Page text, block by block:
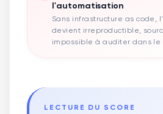
l'automatisation
Sans infrastructure as code,
devient irreproductible,
impossible à auditer dans le
LECTURE DU SCORE